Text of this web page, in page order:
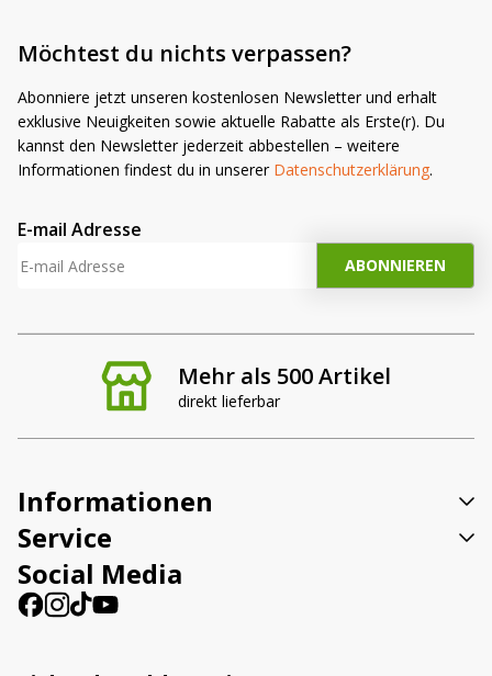
Mehr als 500 Artikel
direkt lieferbar
Möchtest du nichts verpassen?
Abonniere jetzt unseren kostenlosen Newsletter und erhalt
exklusive Neuigkeiten sowie aktuelle Rabatte als Erste(r). Du
kannst den Newsletter jederzeit abbestellen – weitere
Informationen findest du in unserer Datenschutzerklärung.
E-mail Adresse
Informationen
Service
Social Media